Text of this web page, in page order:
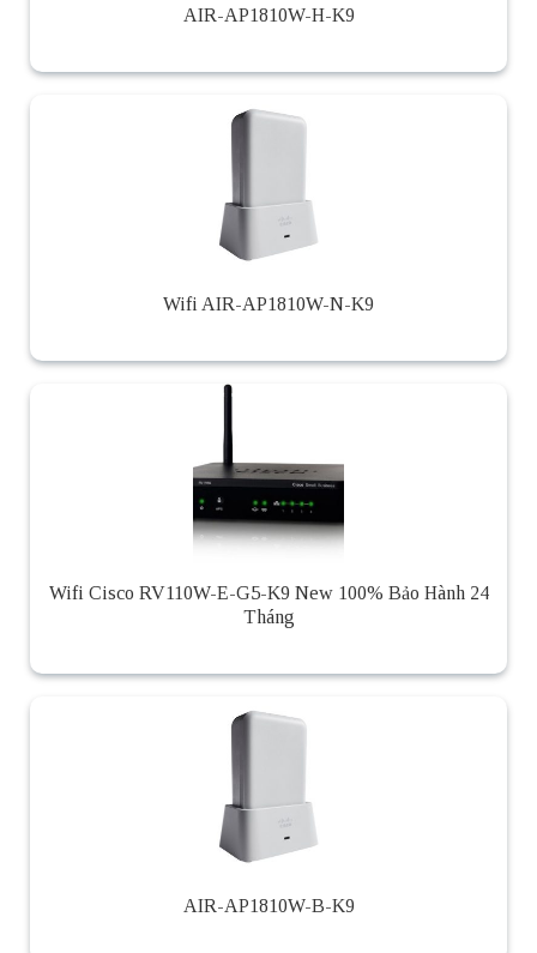
AIR-AP1810W-H-K9
Wifi AIR-AP1810W-N-K9
Wifi Cisco RV110W-E-G5-K9 New 100% Bảo Hành 24
Tháng
AIR-AP1810W-B-K9